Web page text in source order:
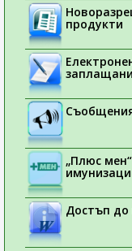
продукти
„Плюс
Достъп